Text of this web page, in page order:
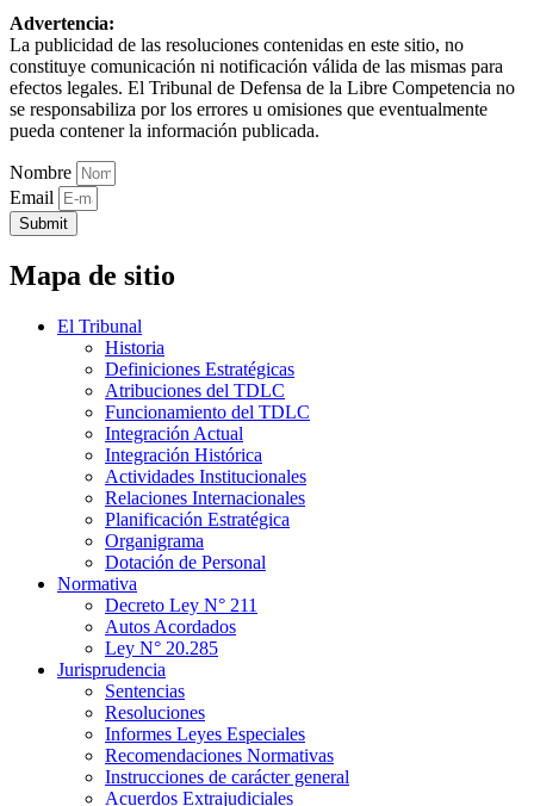
Advertencia:
La publicidad de las resoluciones contenidas en este sitio, no
constituye comunicación ni notificación válida de las mismas para
efectos legales. El Tribunal de Defensa de la Libre Competencia no
se responsabiliza por los errores u omisiones que eventualmente
pueda contener la información publicada.
Nombre
Email
Submit
Mapa de sitio
El Tribunal
Historia
Definiciones Estratégicas
Atribuciones del TDLC
Funcionamiento del TDLC
Integración Actual
Integración Histórica
Actividades Institucionales
Relaciones Internacionales
Planificación Estratégica
Organigrama
Dotación de Personal
Normativa
Decreto Ley N° 211
Autos Acordados
Ley N° 20.285
Jurisprudencia
Sentencias
Resoluciones
Informes Leyes Especiales
Recomendaciones Normativas
Instrucciones de carácter general
Acuerdos Extrajudiciales